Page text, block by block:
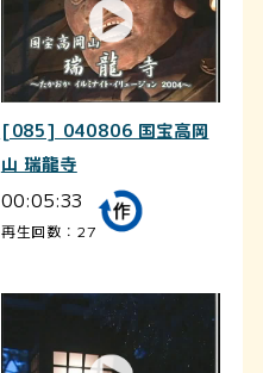
[085] 040806 国宝高岡
山 瑞龍寺
00:05:33
再生回数：27